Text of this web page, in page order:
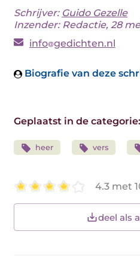
Schrijver: Guido Gezelle
Inzender: Redactie, 28
info gedichten.nl
Biografie van deze
Geplaatst in de categorie:
heer vers
4.3 met
deel als